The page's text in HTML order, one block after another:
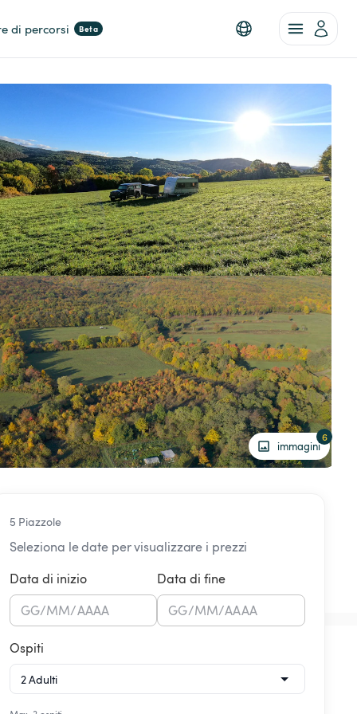
di percorsi Beta
immagini
6
5 Piazzole
Seleziona le date per visualizzare i prezzi
Data di inizio
GG/MM/AAAA
Data di fine
GG/MM/AAAA
Ospiti